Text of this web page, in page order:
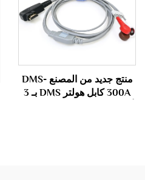
منتج جديد من المصنع DMS-
300A كابل هولتر DMS بـ 3